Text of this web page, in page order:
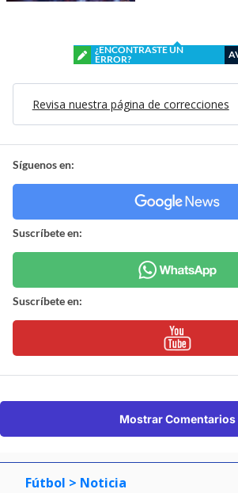
¿ENCONTRASTE UN
ERROR?
Revisa nuestra página de correcciones
Síguenos en:
Suscríbete en:
Suscríbete en:
Mostrar Comentarios
Fútbol > Noticia